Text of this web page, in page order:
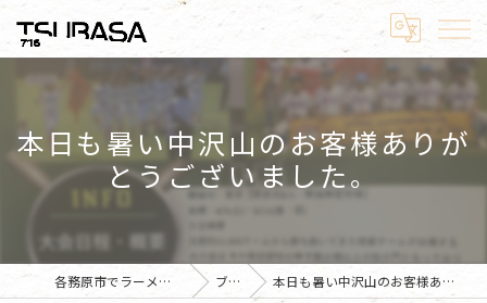
本日も暑い中沢山のお客様ありが
とうございました。
各務原市でラーメンならラーメン翼 ブログ 本日も暑い中沢山のお客様ありがとうございました。